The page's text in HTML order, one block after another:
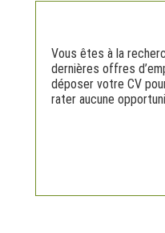
Vous êtes à la
dernières offres
déposer votre CV
rater aucune